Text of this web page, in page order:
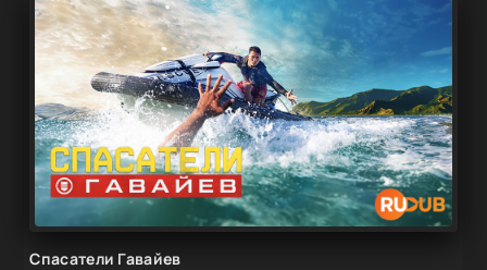
Спасатели Гавайев